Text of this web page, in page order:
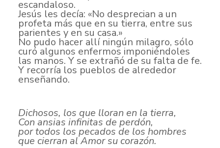
escandaloso.
Jesús les decía: «No desprecian a un
profeta más que en su tierra, entre sus
parientes y en su casa.»
No pudo hacer allí ningún milagro, sólo
curó algunos enfermos imponiéndoles
las manos. Y se extrañó de su falta de fe.
Y recorría los pueblos de alrededor
enseñando.
Dichosos, los que lloran en la tierra,
Con ansias infinitas de perdón,
por todos los pecados de los hombres
que cierran al Amor su corazón.